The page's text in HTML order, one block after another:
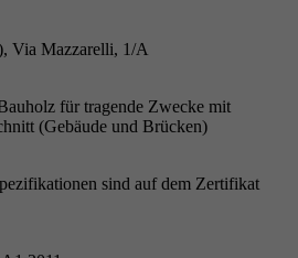
Via Mazzarelli, 1/A
für tragende Zwecke mit
(Gebäude und Brücken)
sind auf dem Zertifikat